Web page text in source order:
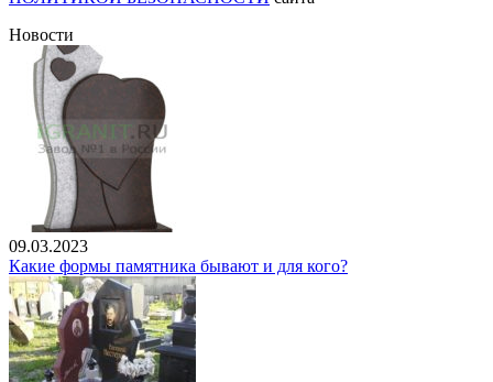
Новости
09.03.2023
Какие формы памятника бывают и для кого?